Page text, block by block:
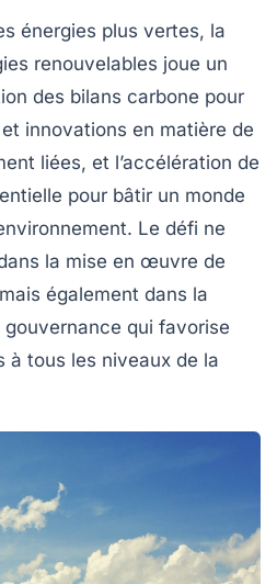
énergies plus vertes, la
renouvelables joue un
des bilans carbone pour
innovations en matière de
liées, et l’accélération de
pour bâtir un monde
Le défi ne
la mise en œuvre de
également dans la
gouvernance qui favorise
tous les niveaux de la